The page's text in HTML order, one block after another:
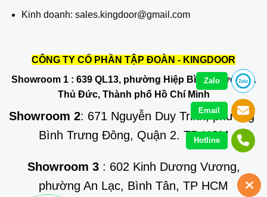
Kinh doanh: sales.kingdoor@gmail.com
CÔNG TY CỔ PHẦN TẬP ĐOÀN - KINGDOOR
Showroom 1: 639 QL13, phường Hiệp Bình Phước, Q.
Thủ Đức, Thành phố Hồ Chí Minh
Showroom 2: 671 Nguyễn Duy Trinh, phường
Bình Trưng Đông, Quận 2. TP HCM
Showroom 3: 602 Kinh Dương Vương,
phường An Lạc, Bình Tân, TP HCM
Zalo
Email
Hotline